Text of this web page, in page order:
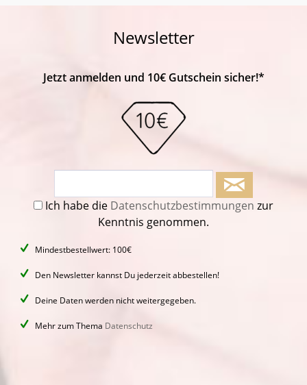
Newsletter
Jetzt anmelden und 10€ Gutschein sicher!*
Ich habe die Datenschutzbestimmungen zur
Kenntnis genommen.
Mindestbestellwert: 100€
Den Newsletter kannst Du jederzeit abbestellen!
Deine Daten werden nicht weitergegeben.
Mehr zum Thema Datenschutz